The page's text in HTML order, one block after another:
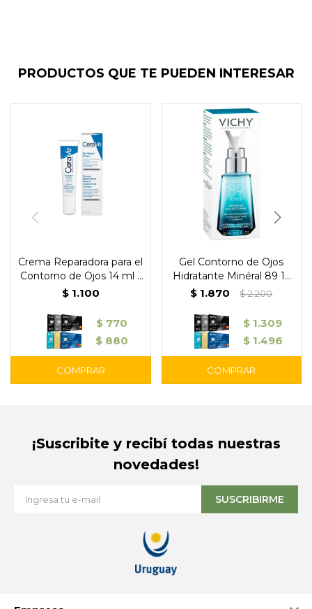
PRODUCTOS QUE TE PUEDEN INTERESAR
Crema Reparadora para el
Contorno de Ojos 14 ml -
CeraVe
$ 1.100
$ 770
$ 880
Gel Contorno de Ojos
Hidratante Minéral 89 15
ml - Vichy
$ 1.870 $2.200
$ 1.309
$ 1.496
¡Suscribite y recibí todas nuestras
novedades!
SUSCRIBIRME